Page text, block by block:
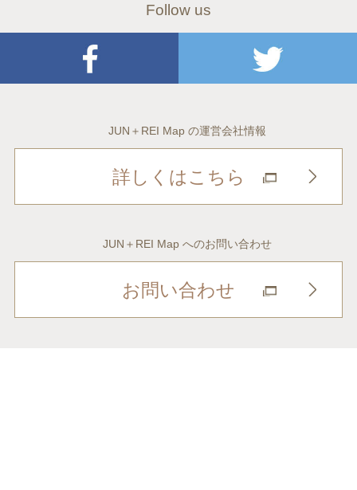
Follow us
JUN＋REI Map の運営会社情報
詳しくはこちら
JUN＋REI Map へのお問い合わせ
お問い合わせ